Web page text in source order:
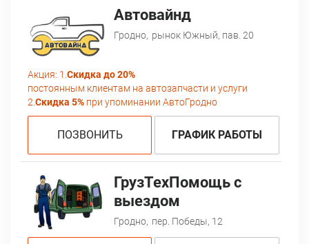
Автовайнд
Гродно, рынок Южный, пав. 20
Акция: 1. Скидка до 20%
постоянным клиентам на автозапчасти и услуги
2. Скидка 5% при упоминании АвтоГродно
ПОЗВОНИТЬ ГРАФИК РАБОТЫ
ГрузТехПомощь с
выездом
Гродно, пер. Победы, 12